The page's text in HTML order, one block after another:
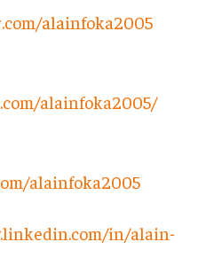
alainfoka2005
alainfoka2005/
alainfoka2005
in/alain-